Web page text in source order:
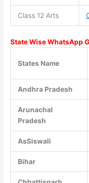
Class 12 Arts
State Wise WhatsApp
States Name
Andhra Pradesh
Arunachal
Pradesh
AsSiswali
Bihar